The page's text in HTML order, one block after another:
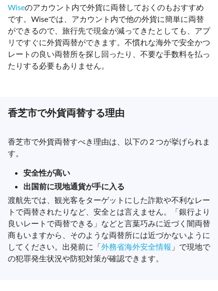
Wiseのアカウント内で外貨に両替しておくのもおすすめ
です。Wiseでは、アカウント内で他の外貨に簡単に両替
ができるので、旅行先で現金が減ってきたとしても、アプ
リですぐに外貨両替ができます。不慣れな海外で安全かつ
レートの良い両替所を探し回ったり、不要な手数料を払っ
たりする必要もありません。
香芝市で外貨両替する理由
香芝市で外貨両替すべき理由は、以下の２つが挙げられま
す。
安全性が高い
出国前に現地通貨が手に入る
渡航先では、観光客をターゲットにした詐欺や不利なレー
トで両替されたりなど、安全とは言えません。「銀行より
良いレートで両替できる」などと言葉巧みに近づく闇両替
商もいますから、そのような両替所には近づかないように
してください。出発前に「外務省海外安全情報 」で現地で
の犯罪発生状況や防犯対策が確認できます。